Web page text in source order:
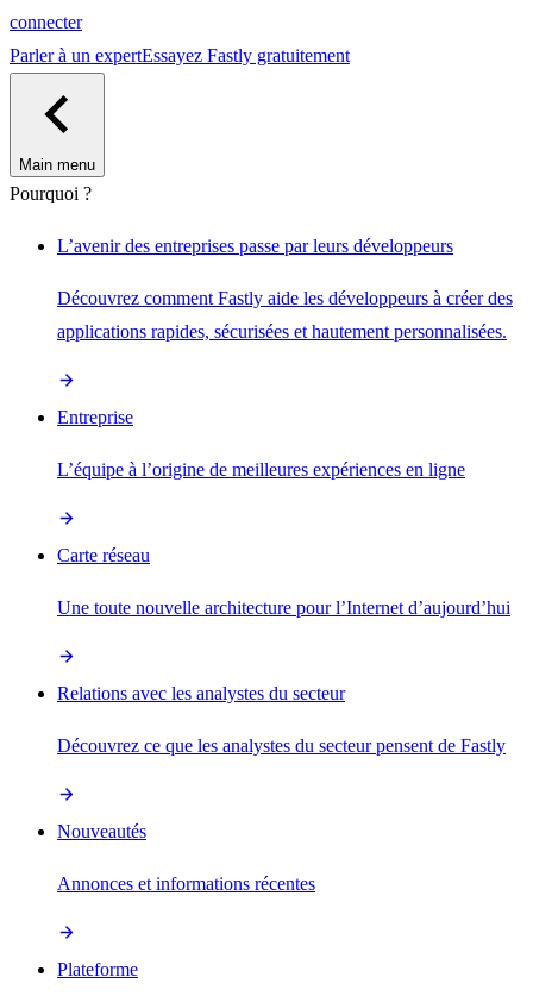
connecter
Parler à un expertEssayez Fastly gratuitement
Main menu
Pourquoi ?
L’avenir des entreprises passe par leurs développeurs
Découvrez comment Fastly aide les développeurs à créer des
applications rapides, sécurisées et hautement personnalisées.
Entreprise
L’équipe à l’origine de meilleures expériences en ligne
Carte réseau
Une toute nouvelle architecture pour l’Internet d’aujourd’hui
Relations avec les analystes du secteur
Découvrez ce que les analystes du secteur pensent de Fastly
Nouveautés
Annonces et informations récentes
Plateforme